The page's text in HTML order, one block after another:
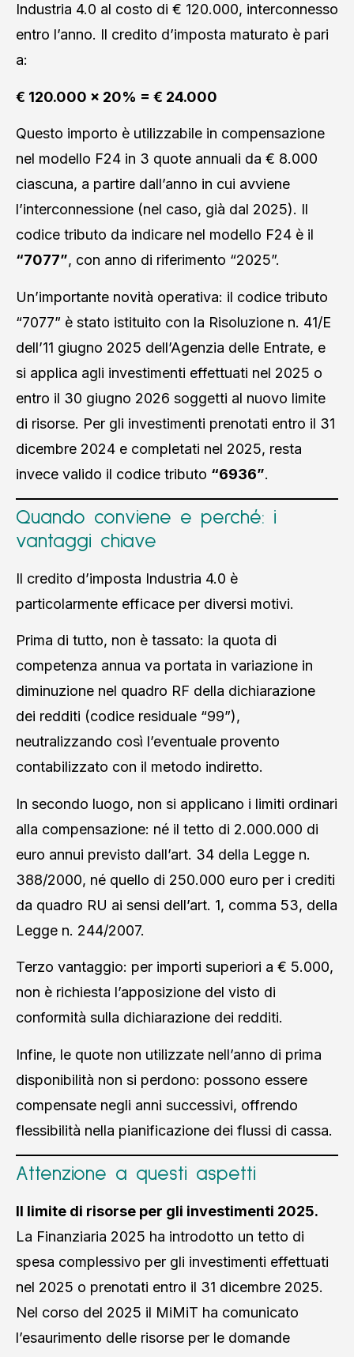
Industria 4.0 al costo di € 120.000, interconnesso
entro l’anno. Il credito d’imposta maturato è pari
a:
€ 120.000 × 20% = € 24.000
Questo importo è utilizzabile in compensazione
nel modello F24 in 3 quote annuali da € 8.000
ciascuna, a partire dall’anno in cui avviene
l’interconnessione (nel caso, già dal 2025). Il
codice tributo da indicare nel modello F24 è il
“7077”, con anno di riferimento “2025”.
Un’importante novità operativa: il codice tributo
“7077” è stato istituito con la Risoluzione n. 41/E
dell’11 giugno 2025 dell’Agenzia delle Entrate, e
si applica agli investimenti effettuati nel 2025 o
entro il 30 giugno 2026 soggetti al nuovo limite
di risorse. Per gli investimenti prenotati entro il 31
dicembre 2024 e completati nel 2025, resta
invece valido il codice tributo “6936”.
Quando conviene e perché: i
vantaggi chiave
Il credito d’imposta Industria 4.0 è
particolarmente efficace per diversi motivi.
Prima di tutto, non è tassato: la quota di
competenza annua va portata in variazione in
diminuzione nel quadro RF della dichiarazione
dei redditi (codice residuale “99”),
neutralizzando così l’eventuale provento
contabilizzato con il metodo indiretto.
In secondo luogo, non si applicano i limiti ordinari
alla compensazione: né il tetto di 2.000.000 di
euro annui previsto dall’art. 34 della Legge n.
388/2000, né quello di 250.000 euro per i crediti
da quadro RU ai sensi dell’art. 1, comma 53, della
Legge n. 244/2007.
Terzo vantaggio: per importi superiori a € 5.000,
non è richiesta l’apposizione del visto di
conformità sulla dichiarazione dei redditi.
Infine, le quote non utilizzate nell’anno di prima
disponibilità non si perdono: possono essere
compensate negli anni successivi, offrendo
flessibilità nella pianificazione dei flussi di cassa.
Attenzione a questi aspetti
Il limite di risorse per gli investimenti 2025.
La Finanziaria 2025 ha introdotto un tetto di
spesa complessivo per gli investimenti effettuati
nel 2025 o prenotati entro il 31 dicembre 2025.
Nel corso del 2025 il MiMiT ha comunicato
l’esaurimento delle risorse per le domande